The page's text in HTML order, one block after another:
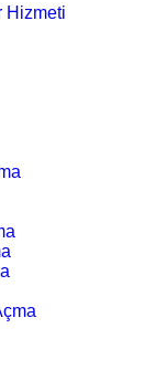
Hizmeti